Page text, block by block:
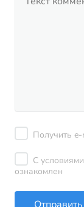
Получить
С условиями
ознакомлен
Отправить